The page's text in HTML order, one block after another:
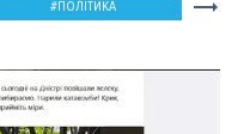
ПОЛІТИКА